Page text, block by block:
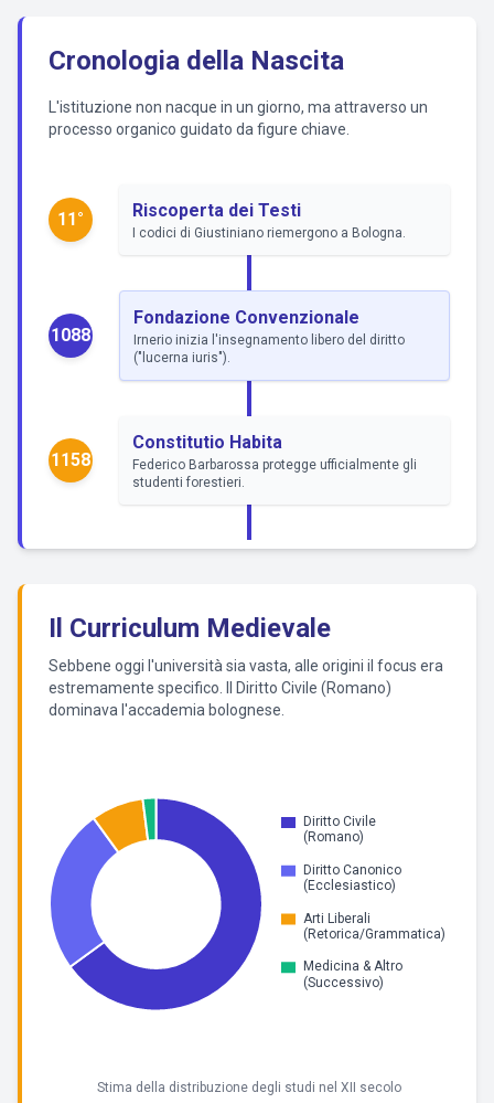
Cronologia della Nascita
L'istituzione non nacque in un giorno, ma attraverso un
processo organico guidato da figure chiave.
11° Riscoperta dei Testi
I codici di Giustiniano riemergono a Bologna.
1088
Fondazione Convenzionale
Irnerio inizia l'insegnamento libero del diritto
("lucerna iuris").
1158
Constitutio Habita
Federico Barbarossa protegge ufficialmente gli
studenti forestieri.
Il Curriculum Medievale
Sebbene oggi l'università sia vasta, alle origini il focus era
estremamente specifico. Il Diritto Civile (Romano)
dominava l'accademia bolognese.
Stima della distribuzione degli studi nel XII secolo